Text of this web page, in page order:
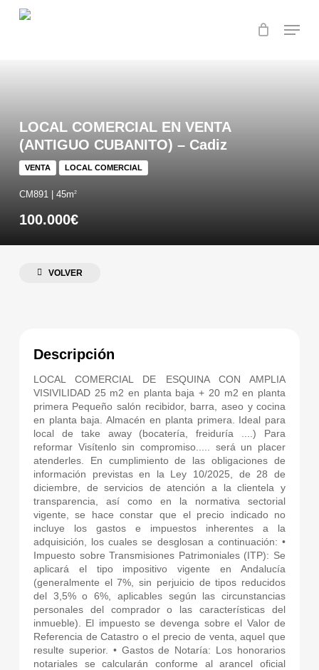
Skip
Menu
LOCAL COMERCIAL EN VENTA
(ANTIGUO CUBANITO) – Cadiz
VENTA LOCAL COMERCIAL
CM891 | 45m2
100.000€
VOLVER
Descripción
LOCAL COMERCIAL DE ESQUINA CON AMPLIA
VISIVILIDAD 25 m2 en planta baja + 20 m2 en planta
primera Pequeño salón recibidor, barra, aseo y cocina
en planta baja. Almacén en planta primera. Ideal para
local de take away (bocatería, freiduría ....) Para
reformar Visítenlo sin compromiso..... será un placer
atenderles. En cumplimiento de las obligaciones de
información previstas en la Ley 10/2025, de 28 de
diciembre, de servicios de atención a la clientela y
transparencia, así como en la normativa sectorial
vigente, se hace constar que el precio indicado no
incluye los gastos e impuestos inherentes a la
adquisición, los cuales se desglosan a continuación: •
Impuesto sobre Transmisiones Patrimoniales (ITP): Se
aplicará el tipo impositivo vigente en Andalucía
(generalmente el 7%, sin perjuicio de tipos reducidos
del 3,5% o 6%, aplicables según las circunstancias
personales del comprador o las características del
inmueble). El impuesto se devenga sobre el Valor de
Referencia de Catastro o el precio de venta, aquel que
resulte superior. • Gastos de Notaría: Los honorarios
notariales se calcularán conforme al arancel oficial